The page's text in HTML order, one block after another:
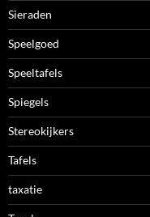
Sieraden
Speelgoed
Speeltafels
Spiegels
Stereokijkers
Tafels
taxatie